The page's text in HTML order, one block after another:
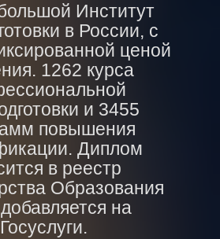
Институт
в России, с
ценой
1262 курса
и 3455
повышения
Диплом
в реестр
Образования
на
Госуслуги.